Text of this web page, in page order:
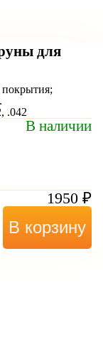
для
1950 ₽
покрытия;
.042
В наличии
В корзину